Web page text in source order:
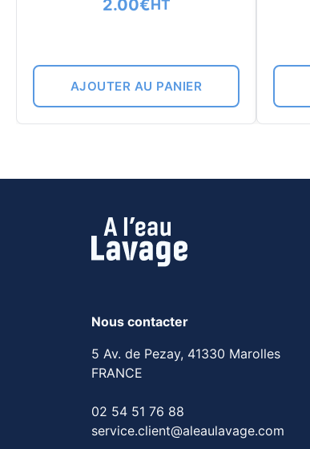
2.00€HT
AJOUTER AU PANIER
Nous contacter
5 Av. de Pezay, 41330 Marolles
FRANCE
02 54 51 76 88
service.client@aleaulavage.com